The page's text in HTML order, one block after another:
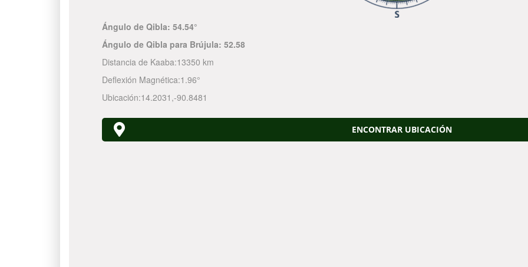
Ángulo de Qibla: 54.54°
Ángulo de Qibla para Brújula: 52.58
Distancia de Kaaba:13350 km
Deflexión Magnética:1.96°
Ubicación:14.2031 ,-90.8481
ENCONTRAR UBICACIÓN